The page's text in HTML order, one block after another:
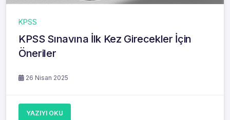
KPSS
KPSS Sınavına İlk Kez Girecekler İçin
Öneriler
26 Nisan 2025
YAZIYI OKU